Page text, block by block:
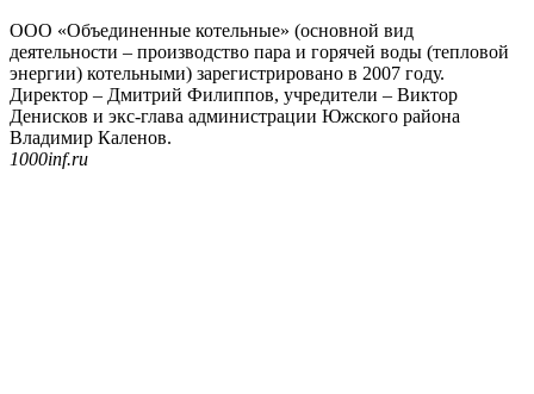
ООО «Объединенные котельные» (основной вид
деятельности – производство пара и горячей воды (тепловой
энергии) котельными) зарегистрировано в 2007 году.
Директор – Дмитрий Филиппов, учредители – Виктор
Денисков и экс-глава администрации Южского района
Владимир Каленов.
1000inf.ru